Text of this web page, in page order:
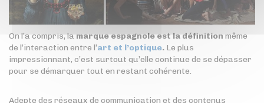
On l’a compris, lamarque espagnole est la définition même
de l’interaction entre l’art et l’optique. Le plus
impressionnant, c’est surtout qu’elle continue de se dépasser
pour se démarquer tout en restant cohérente.
Adepte des réseaux de communication et des contenus